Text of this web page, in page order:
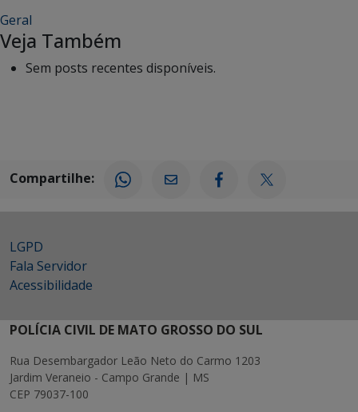
Geral
Veja Também
Sem posts recentes disponíveis.
Compartilhe:
LGPD
Fala Servidor
Acessibilidade
POLÍCIA CIVIL DE MATO GROSSO DO SUL
Rua Desembargador Leão Neto do Carmo 1203
Jardim Veraneio - Campo Grande | MS
CEP 79037-100